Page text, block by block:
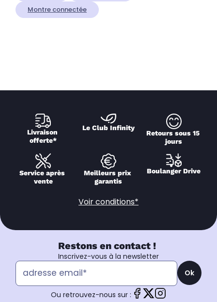
Montre connectée
Livraison
offerte*
Le Club Infinity
Retours sous 15
jours
Service après
vente
Meilleurs prix
garantis
Boulanger Drive
Voir conditions*
Restons en contact !
Inscrivez-vous à la newsletter
Ok
Ou retrouvez-nous sur :